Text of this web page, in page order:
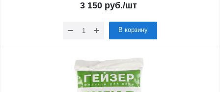
3 150руб./шт
В корзину